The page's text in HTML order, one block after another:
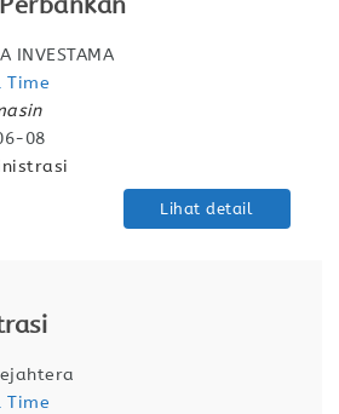
INVESTAMA
Time
08
Lihat detail
Time